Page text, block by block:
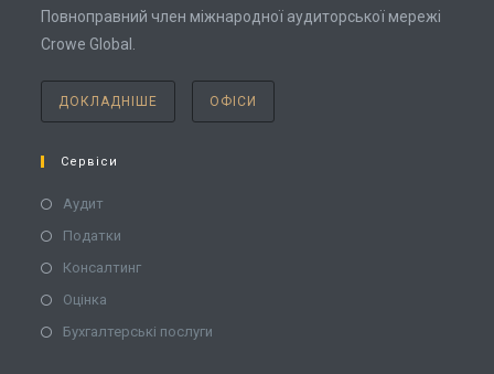
Повноправний член міжнародної аудиторської мережі
Crowe Global.
ДОКЛАДНІШЕ ОФІСИ
Сервіси
Аудит
Податки
Консалтинг
Оцінка
Бухгалтерські послуги